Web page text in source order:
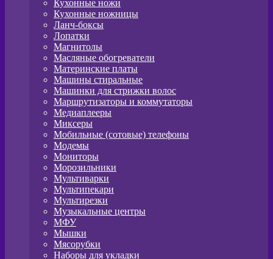
Кухонные ножи
Кухонные ножницы
Ланч-боксы
Лопатки
Магнитолы
Масляные обогреватели
Материнские платы
Машины стиральные
Машинки для стрижки волос
Маршрутизаторы и коммутаторы
Медиаплееры
Миксеры
Мобильные (сотовые) телефоны
Модемы
Мониторы
Морозильники
Мультиварки
Мультипекари
Мультирезки
Музыкальные центры
МФУ
Мышки
Мясорубки
Наборы для укладки